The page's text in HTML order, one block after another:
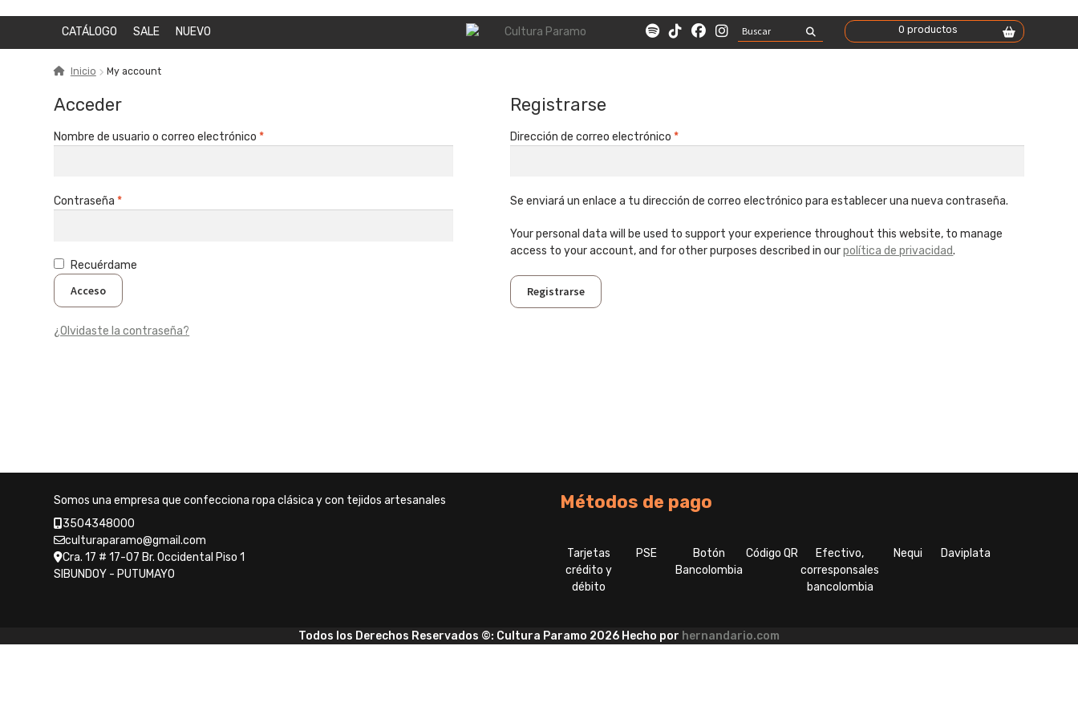
CATÁLOGO SALE NUEVO
Buscar
por:
0 productos
Inicio My account
Acceder
Nombre de usuario o correo electrónico*Obligatorio
Contraseña*Obligatorio
Recuérdame
Acceso
¿Olvidaste la contraseña?
Registrarse
Dirección de correo electrónico*Obligatorio
Se enviará un enlace a tu dirección de correo electrónico para establecer una nueva contraseña.
Your personal data will be used to support your experience throughout this website, to manage
access to your account, and for other purposes described in ourpolítica de privacidad.
Registrarse
Somos una empresa que confecciona ropa clásica y con tejidos artesanales
3504348000
culturaparamo@gmail.com
Cra. 17 # 17-07 Br. Occidental Piso 1
SIBUNDOY - PUTUMAYO
Métodos de pago
Tarjetas
crédito y
débito
PSE
Botón
Bancolombia
Código QR
Efectivo,
corresponsales
bancolombia
Nequi Daviplata
Todos los Derechos Reservados ©: Cultura Paramo 2026 Hecho por hernandario.com